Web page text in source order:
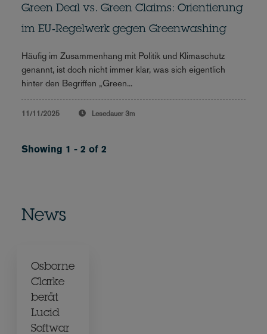
Green Deal vs. Green Claims: Orientierung
im EU‑Regelwerk gegen Greenwashing
Häufig im Zusammenhang mit Politik und Klimaschutz
genannt, ist doch nicht immer klar, was sich eigentlich
hinter den Begriffen „Green...
11/11/2025 Lesedauer 3m
Showing 1 - 2 of 2
News
Osborne
Clarke
berät
Lucid
Softwar